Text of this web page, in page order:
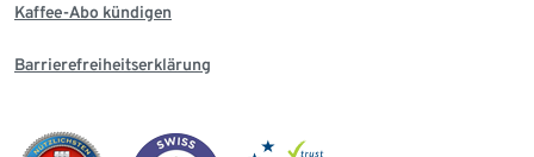
Kaffee-Abo kündigen
Barrierefreiheitserklärung